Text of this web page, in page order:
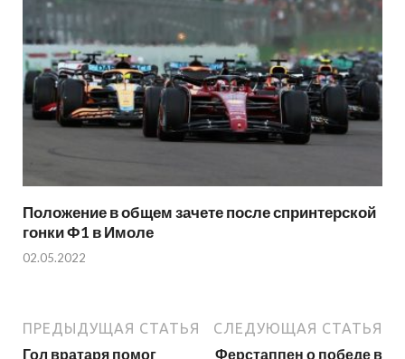
Положение в общем зачете после спринтерской
гонки Ф1 в Имоле
02.05.2022
ПРЕДЫДУЩАЯ СТАТЬЯ
Гол вратаря помог
СЛЕДУЮЩАЯ СТАТЬЯ
Ферстаппен о победе в